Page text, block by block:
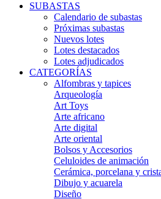
SUBASTAS
Calendario de subastas
Próximas subastas
Nuevos lotes
Lotes destacados
Lotes adjudicados
CATEGORÍAS
Alfombras y tapices
Arqueología
Art Toys
Arte africano
Arte digital
Arte oriental
Bolsos y Accesorios
Celuloides de animación
Cerámica, porcelana y
Dibujo y acuarela
Diseño